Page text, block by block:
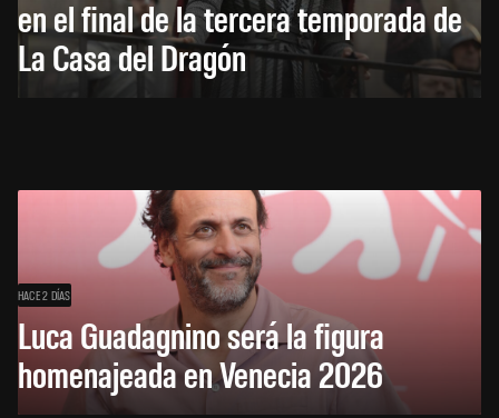
en el final de la tercera temporada de
La Casa del Dragón
HACE 2 DÍAS
Luca Guadagnino será la figura
homenajeada en Venecia 2026